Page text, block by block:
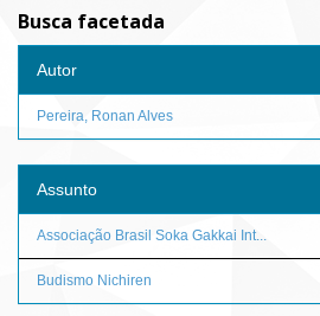
Busca facetada
Autor
Pereira, Ronan Alves
Assunto
Associação Brasil Soka Gakkai Int...
Budismo Nichiren